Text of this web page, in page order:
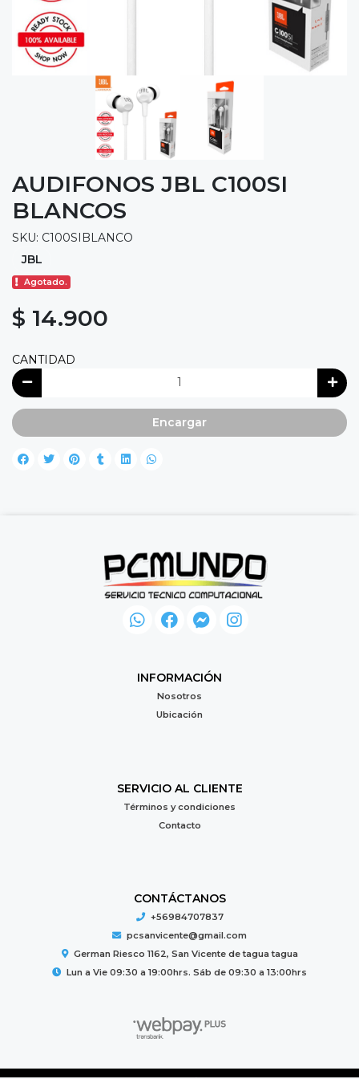
AUDIFONOS JBL C100SI
BLANCOS
SKU: C100SIBLANCO
JBL
Agotado.
$ 14.900
CANTIDAD
Encargar
INFORMACIÓN
Nosotros
Ubicación
SERVICIO AL CLIENTE
Términos y condiciones
Contacto
CONTÁCTANOS
+56984707837
pcsanvicente@gmail.com
German Riesco 1162, San Vicente de tagua tagua
Lun a Vie 09:30 a 19:00hrs. Sáb de 09:30 a 13:00hrs